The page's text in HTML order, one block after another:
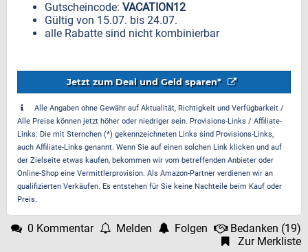
Gutscheincode: VACATION12
Gültig von 15.07. bis 24.07.
alle Rabatte sind nicht kombinierbar
Jetzt zum Deal und Geld sparen*
Alle Angaben ohne Gewähr auf Aktualität, Richtigkeit und Verfügbarkeit /
Alle Preise können jetzt höher oder niedriger sein. Provisions-Links / Affiliate-
Links: Die mit Sternchen (*) gekennzeichneten Links sind Provisions-Links,
auch Affiliate-Links genannt. Wenn Sie auf einen solchen Link klicken und auf
der Zielseite etwas kaufen, bekommen wir vom betreffenden Anbieter oder
Online-Shop eine Vermittlerprovision. Als Amazon-Partner verdienen wir an
qualifizierten Verkäufen. Es entstehen für Sie keine Nachteile beim Kauf oder
Preis.
0 Kommentar Melden Folgen Bedanken (19)
Zur Merkliste